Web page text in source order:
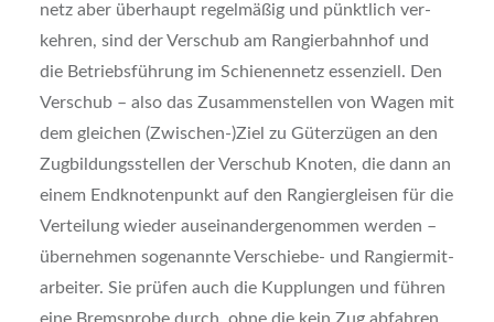
netz aber über­haupt regel­mä­ßig und pünkt­lich ver­
keh­ren, sind der Ver­schub am Ran­gier­bahn­hof und
die Betriebs­füh­rung im Schie­nen­netz essen­zi­ell. Den
Ver­schub – also das Zusam­men­stel­len von Wagen mit
dem glei­chen (Zwischen-)Ziel zu Güter­zü­gen an den
Zug­bil­dungs­stel­len der Ver­schub Kno­ten, die dann an
einem End­kno­ten­punkt auf den Ran­gier­glei­sen für die
Ver­tei­lung wie­der aus­ein­an­der­ge­nom­men wer­den –
über­neh­men soge­nann­te Ver­schie­be- und Ran­gier­mit­
ar­bei­ter. Sie prü­fen auch die Kupp­lun­gen und füh­ren